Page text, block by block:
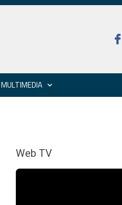
MULTIMEDIA
Web TV